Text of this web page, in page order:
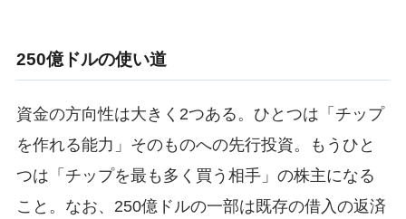
250億ドルの使い道
資金の方向性は大きく2つある。ひとつは「チップ
を作れる能力」そのものへの先行投資。もうひと
つは「チップを最も多く買う相手」の株主になる
こと。なお、250億ドルの一部は既存の借入の返済